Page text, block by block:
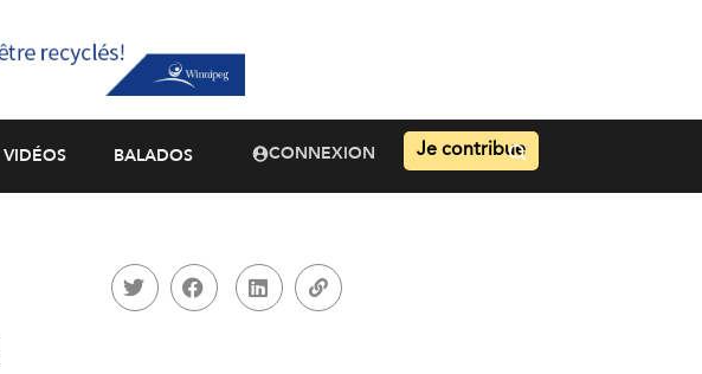
VIDÉOS BALADOS CONNEXION Je contribue